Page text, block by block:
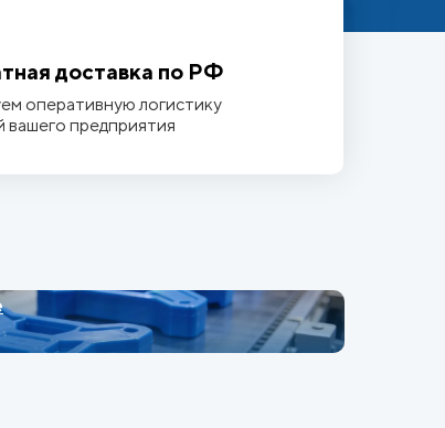
доставка по РФ
оперативную логистику
вашего предприятия